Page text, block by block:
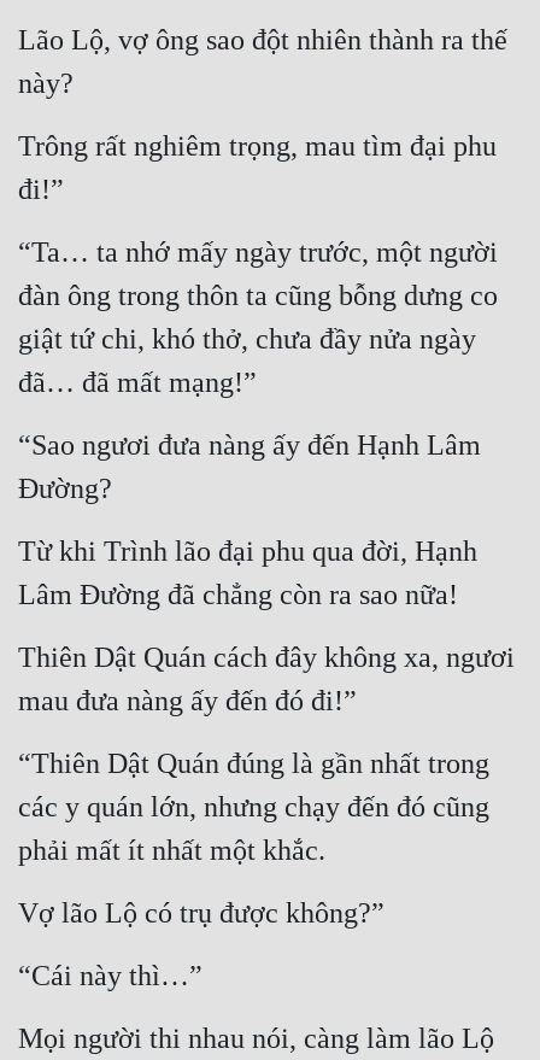
Tu Tiên
Tội Phạm
Vô Địch
Võ Hiệp
Võng Du
Xuyên Không
Xuyên Nhanh
Xuyên Sách
Xuyên Thư
Điền Văn
Đô Thị
Đông Phương
Cẩu Đạo Trường Sinh
Ngự Thú
Truyện Nam
Truyện Nữ
Vô Địch Lưu
Lão Lộ, vợ ông sao đột nhiên thành ra thế
này?
Trông rất nghiêm trọng, mau tìm đại phu
đi!”
“Ta… ta nhớ mấy ngày trước, một người
đàn ông trong thôn ta cũng bỗng dưng co
giật tứ chi, khó thở, chưa đầy nửa ngày
đã… đã mất mạng!”
“Sao ngươi đưa nàng ấy đến Hạnh Lâm
Đường?
Từ khi Trình lão đại phu qua đời, Hạnh
Lâm Đường đã chẳng còn ra sao nữa!
Thiên Dật Quán cách đây không xa, ngươi
mau đưa nàng ấy đến đó đi!”
“Thiên Dật Quán đúng là gần nhất trong
các y quán lớn, nhưng chạy đến đó cũng
phải mất ít nhất một khắc.
Vợ lão Lộ có trụ được không?”
“Cái này thì…”
Mọi người thi nhau nói, càng làm lão Lộ